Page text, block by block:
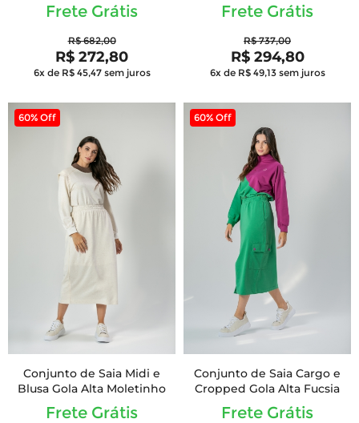
Frete Grátis
R$ 682,00
R$ 272,80
6x de R$ 45,47 sem juros
Frete Grátis
R$ 737,00
R$ 294,80
6x de R$ 49,13 sem juros
60% Off
Conjunto de Saia Midi e
Blusa Gola Alta Moletinho
Frete Grátis
60% Off
Conjunto de Saia Cargo e
Cropped Gola Alta Fucsia
Frete Grátis